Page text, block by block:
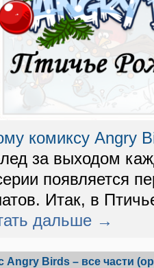
комиксу Angry
за выходом
появляется
Итак, в
дальше →
Angry Birds – все части